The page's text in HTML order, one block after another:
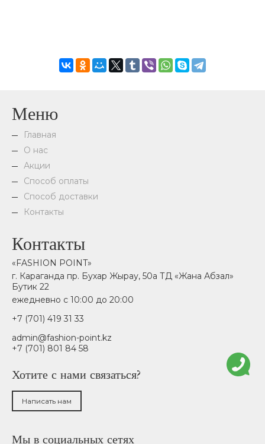
Меню
Главная
О нас
Акции
Способ оплаты
Способ доставки
Контакты
Контакты
«FASHION POINT»
г. Караганда пр. Бухар Жырау, 50а ТД «Жана Абзал»
Бутик 22
ежедневно с 10:00 до 20:00
+7 (701) 419 31 33
admin@fashion-point.kz
+7 (701) 801 84 58
Хотите с нами связаться?
Написать нам